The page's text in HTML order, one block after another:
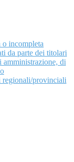
o incompleta
da parte dei titolari
di
provinciali